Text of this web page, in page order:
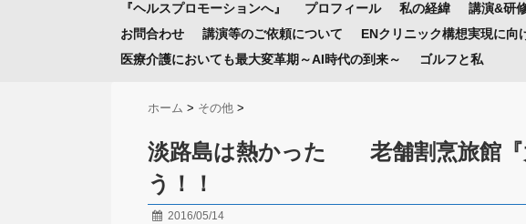
『ヘルスプロモーションへ』 プロフィール 私の経緯 講演&研
お問合わせ
講演等のご依頼について ENクリニック構想実現に向
医療介護においても最大変革期～AI時代の到来～
ゴルフと私
ホーム > その他 >
淡路島は熱かった 老舗割烹旅館『
う！！
2016/05/14